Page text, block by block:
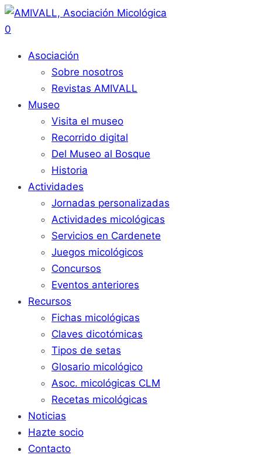
0
Asociación
Sobre nosotros
Revistas AMIVALL
Museo
Visita el museo
Recorrido digital
Del Museo al Bosque
Historia
Actividades
Jornadas personalizadas
Actividades micológicas
Servicios en Cardenete
Juegos micológicos
Concursos
Eventos anteriores
Recursos
Fichas micológicas
Claves dicotómicas
Tipos de setas
Glosario micológico
Asoc. micológicas CLM
Recetas micológicas
Noticias
Hazte socio
Contacto